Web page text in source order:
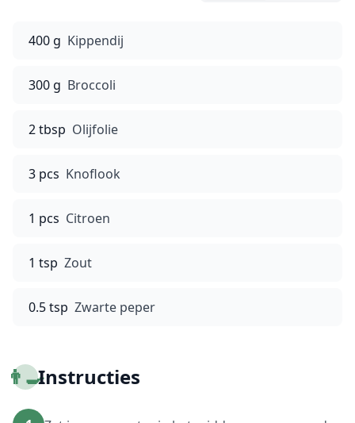
400 g Kippendij
300 g Broccoli
2 tbsp Olijfolie
3 pcs Knoflook
1 pcs Citroen
1 tsp Zout
0.5 tsp Zwarte peper
👨‍🍳Instructies